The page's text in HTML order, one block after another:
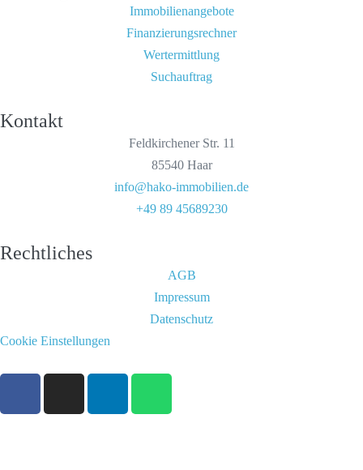
Immobilienangebote
Finanzierungsrechner
Wertermittlung
Suchauftrag
Kontakt
Feldkirchener Str. 11
85540 Haar
info@hako-immobilien.de
+49 89 45689230
Rechtliches
AGB
Impressum
Datenschutz
Cookie Einstellungen